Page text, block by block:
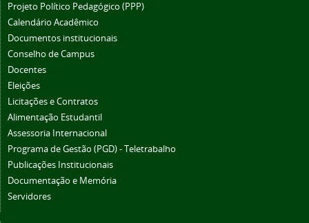
Projeto Político Pedagógico (PPP)
Calendário Acadêmico
Documentos institucionais
Conselho de Campus
Docentes
Eleições
Licitações e Contratos
Alimentação Estudantil
Assessoria Internacional
Programa de Gestão (PGD) - Teletrabalho
Publicações Institucionais
Documentação e Memória
Servidores